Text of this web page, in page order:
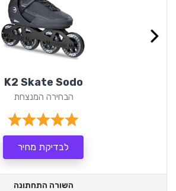
K2 Skate Sodo
הבחירה המנצחת
לבדיקת מחיר
השורה התחתונה